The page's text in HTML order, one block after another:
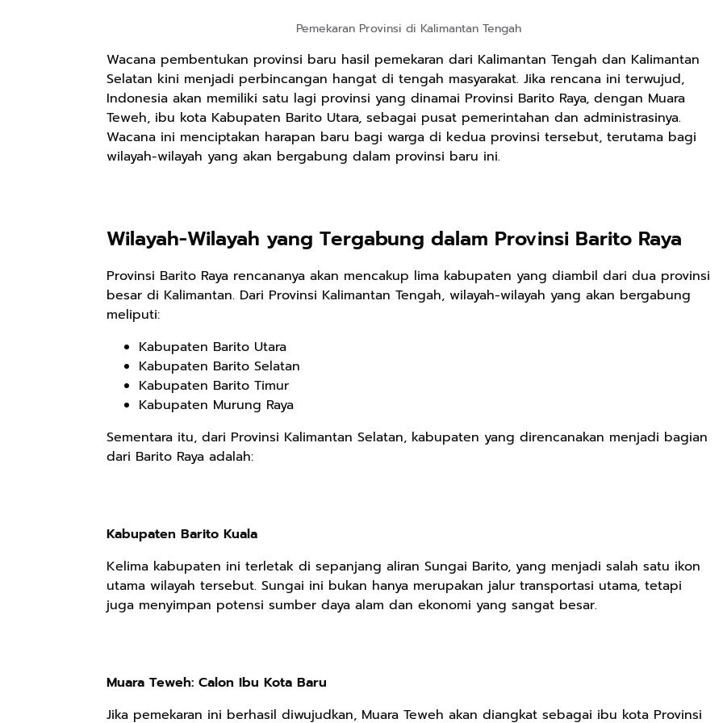
Pemekaran Provinsi di Kalimantan Tengah
Wacana pembentukan provinsi baru hasil pemekaran dari Kalimantan Tengah dan Kalimantan
Selatan kini menjadi perbincangan hangat di tengah masyarakat. Jika rencana ini terwujud,
Indonesia akan memiliki satu lagi provinsi yang dinamai Provinsi Barito Raya, dengan Muara
Teweh, ibu kota Kabupaten Barito Utara, sebagai pusat pemerintahan dan administrasinya.
Wacana ini menciptakan harapan baru bagi warga di kedua provinsi tersebut, terutama bagi
wilayah-wilayah yang akan bergabung dalam provinsi baru ini.
Wilayah-Wilayah yang Tergabung dalam Provinsi Barito Raya
Provinsi Barito Raya rencananya akan mencakup lima kabupaten yang diambil dari dua provinsi
besar di Kalimantan. Dari Provinsi Kalimantan Tengah, wilayah-wilayah yang akan bergabung
meliputi:
Kabupaten Barito Utara
Kabupaten Barito Selatan
Kabupaten Barito Timur
Kabupaten Murung Raya
Sementara itu, dari Provinsi Kalimantan Selatan, kabupaten yang direncanakan menjadi bagian
dari Barito Raya adalah:
Kabupaten Barito Kuala
Kelima kabupaten ini terletak di sepanjang aliran Sungai Barito, yang menjadi salah satu ikon
utama wilayah tersebut. Sungai ini bukan hanya merupakan jalur transportasi utama, tetapi
juga menyimpan potensi sumber daya alam dan ekonomi yang sangat besar.
Muara Teweh: Calon Ibu Kota Baru
Jika pemekaran ini berhasil diwujudkan, Muara Teweh akan diangkat sebagai ibu kota Provinsi